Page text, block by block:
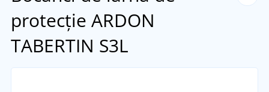
protecție ARDON
TABERTIN S3L